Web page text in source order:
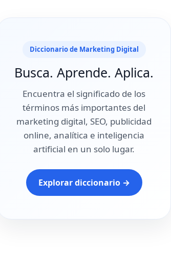
Diccionario de Marketing Digital
Busca. Aprende. Aplica.
Encuentra el significado de los
términos más importantes del
marketing digital, SEO, publicidad
online, analítica e inteligencia
artificial en un solo lugar.
Explorar diccionario →